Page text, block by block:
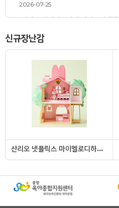
2026-07-25
[관악구 장난감도서관 신사동점]똑
신규장난감
산리오 넷플릭스 마이멜로디하우스